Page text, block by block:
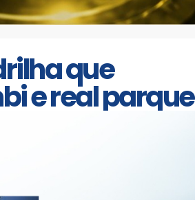
que
e real parque